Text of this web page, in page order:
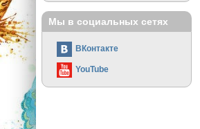
Мы в социальных сетях
ВКонтакте
YouTube